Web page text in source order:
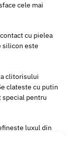
cele mai
cu pielea
silicon este
clitorisului
clateste cu putin
special pentru
luxul din